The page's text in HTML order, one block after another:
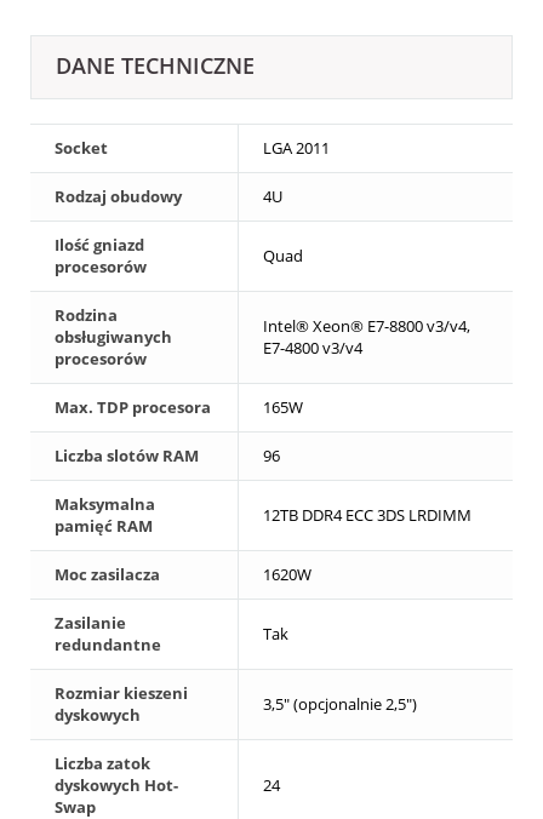
DANE TECHNICZNE
Socket LGA 2011
Rodzaj obudowy 4U
Ilość gniazd
procesorów
Quad
Rodzina
obsługiwanych
procesorów
Intel® Xeon® E7-8800 v3/v4,
E7-4800 v3/v4
Max. TDP procesora 165W
Liczba slotów RAM 96
Maksymalna
pamięć RAM
12TB DDR4 ECC 3DS LRDIMM
Moc zasilacza 1620W
Zasilanie
redundantne
Tak
Rozmiar kieszeni
dyskowych
3,5" (opcjonalnie 2,5")
Liczba zatok
dyskowych Hot-
Swap
24